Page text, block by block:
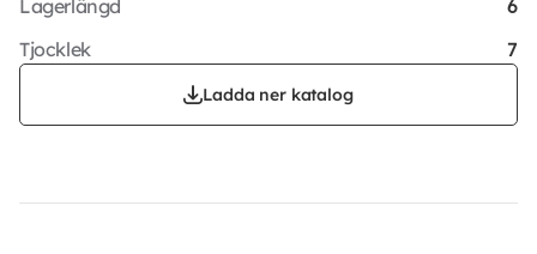
Lagerlängd
6
Tjocklek
7
Ladda ner katalog